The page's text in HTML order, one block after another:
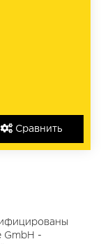
Сравнить
GmbH -